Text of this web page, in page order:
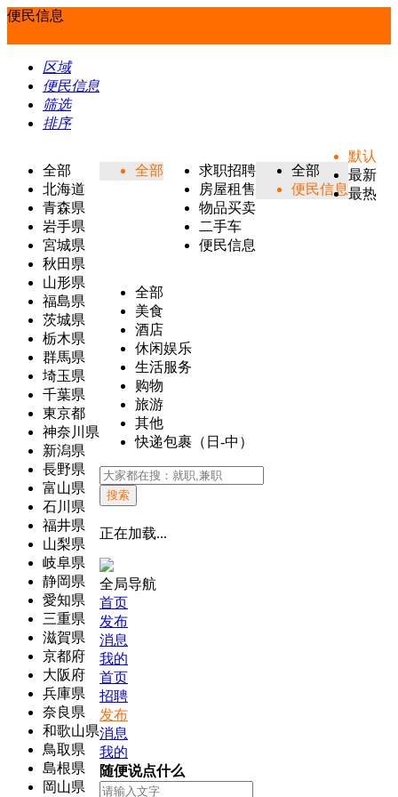
便民信息
区域
便民信息
筛选
排序
全部
北海道
青森県
岩手県
宮城県
秋田県
山形県
福島県
茨城県
栃木県
群馬県
埼玉県
千葉県
東京都
神奈川県
新潟県
長野県
富山県
石川県
福井県
山梨県
岐阜県
静岡県
愛知県
三重県
滋賀県
京都府
大阪府
兵庫県
奈良県
和歌山県
鳥取県
島根県
岡山県
全部
求职招聘
房屋租售
物品买卖
二手车
便民信息
全部
便民信息
全部
美食
酒店
休闲娱乐
生活服务
购物
旅游
其他
快递包裹（日-中）
默认
最新
最热
搜索
正在加载...
全局导航
首页
发布
消息
我的
首页
招聘
发布
消息
我的
随便说点什么